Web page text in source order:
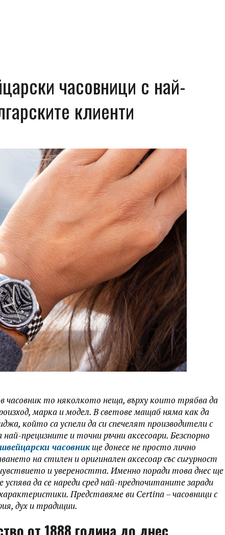
часовници с най-
клиенти
часовник то няколкото неща, върху които трябва да
марка и модел. В светове мащаб няма как да
който са успели да си спечелят производители с
прецизните и точни ръчни аксесоари. Безспорно
часовникще донесе не просто лично
на стилен и оригинален аксесоар със сигурност
и увереността. Именно поради това днес ще
да се нареди сред най-предпочитаните заради
Представяме ви Certina – часовници с
дух и традиции.
от 1888 година до днес